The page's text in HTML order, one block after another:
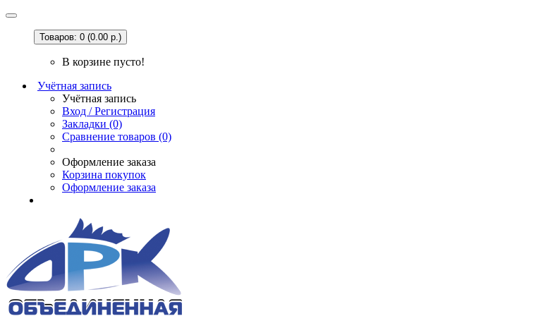
Товаров: 0 (0.00 р.)
В корзине пусто!
Учётная запись
Учётная запись
Вход / Регистрация
Закладки (0)
Сравнение товаров (0)
Оформление заказа
Корзина покупок
Оформление заказа